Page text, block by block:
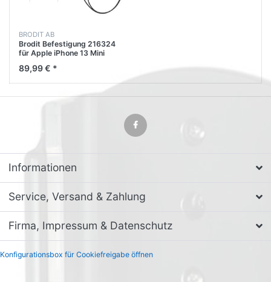
BRODIT AB
Brodit Befestigung 216324
für Apple iPhone 13 Mini
89,99 € *
Informationen
Service, Versand & Zahlung
Firma, Impressum & Datenschutz
Konfigurationsbox für Cookiefreigabe öffnen